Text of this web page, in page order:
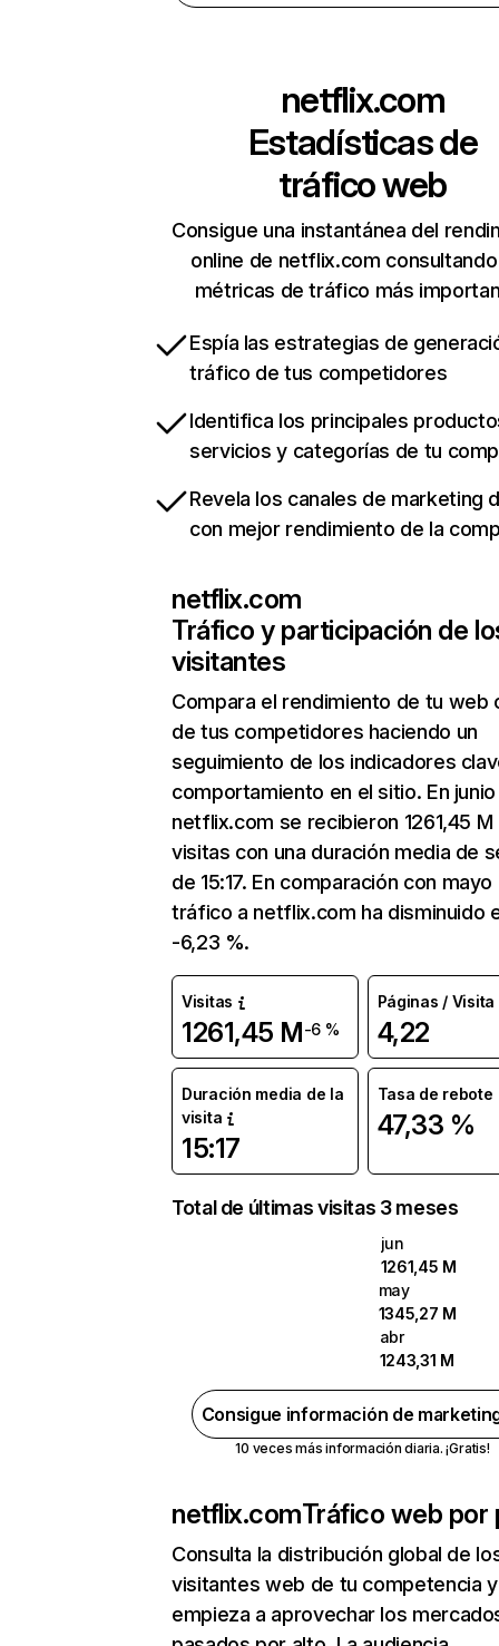
netflix.com
Estadísticas de
tráfico web
Consigue una instantánea del
online de netflix.com
métricas de tráfico más
Espía las estrategias de
tráfico de tus competidores
Identifica los principales
servicios y categorías de tu
Revela los canales de marketing
con mejor rendimiento de la
netflix.com
Tráfico y participación de
visitantes
Compara el rendimiento de tu web
de tus competidores haciendo un
seguimiento de los indicadores
comportamiento en el sitio. En junio
netflix.com se recibieron 1261,45 M
visitas con una duración media de
de 15:17. En comparación con mayo
tráfico a netflix.com ha disminuido
-6,23 %.
Visitas
1261,45 M-6 %
Páginas / Visita
4,22
Duración media de la
visita
15:17
Tasa de rebote
47,33 %
Total de últimas visitas 3 meses
jun
1261,45 M
may
1345,27 M
abr
1243,31 M
Consigue información de
10 veces más información diaria. ¡Gratis!
netflix.comTráfico web por
Consulta la distribución global de
visitantes web de tu competencia y
empieza a aprovechar los